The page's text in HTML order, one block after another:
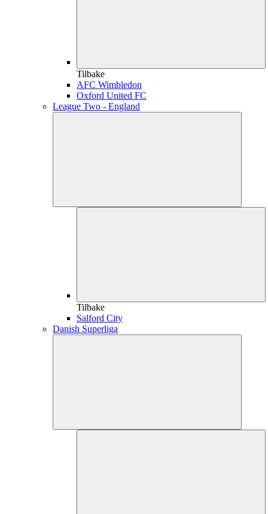
Tilbake
AFC Wimbledon
Oxford United FC
League Two - England
Tilbake
Salford City
Danish Superliga